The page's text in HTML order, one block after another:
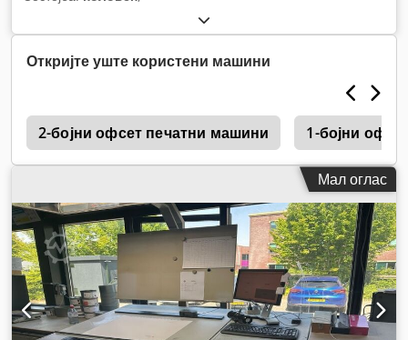
Откријте уште користени машини
2-бојни офсет печатни машини 1-бојни
Мал оглас